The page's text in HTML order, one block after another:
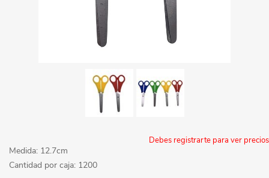
Debes registrarte para ver precios
Medida: 12.7cm
Cantidad por caja: 1200